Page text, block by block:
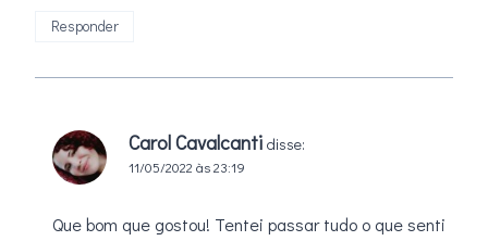
Responder
Carol Cavalcanti disse:
11/05/2022 às 23:19
Que bom que gostou! Tentei passar tudo o que senti